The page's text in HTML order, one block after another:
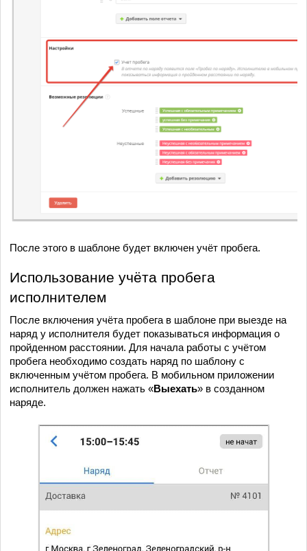
После этого в шаблоне будет включен учёт пробега.
Использование учёта пробега
исполнителем
После включения учёта пробега в шаблоне при выезде на
наряд у исполнителя будет показываться информация о
пройденном расстоянии. Для начала работы с учётом
пробега необходимо создать наряд по шаблону с
включенным учётом пробега. В мобильном приложении
исполнитель должен нажать «Выехать» в созданном
наряде.